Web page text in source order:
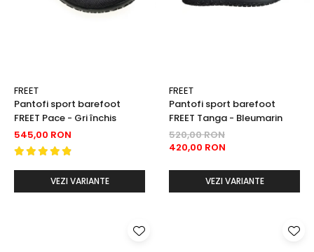
FREET
Pantofi sport barefoot
FREET Pace - Gri închis
545,00 RON
VEZI VARIANTE
FREET
Pantofi sport barefoot
FREET Tanga - Bleumarin
520,00 RON
420,00 RON
VEZI VARIANTE